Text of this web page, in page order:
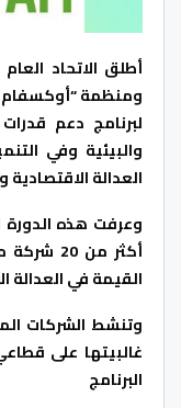
أطلق الاتحاد
ومنظمة “أوكسفام -
لبرنامج دعم
والبيئية وفي
العدالة
وعرفت هذه الدورة
أكثر من
القيمة في العدالة
وتنشط الشركات
غالبيتها على
البرنامج